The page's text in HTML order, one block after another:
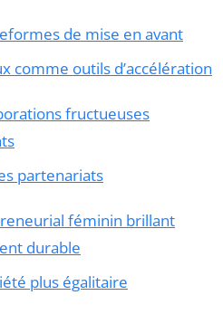
de mise en avant
comme outils d’accélération
fructueuses
partenariats
féminin brillant
durable
plus égalitaire